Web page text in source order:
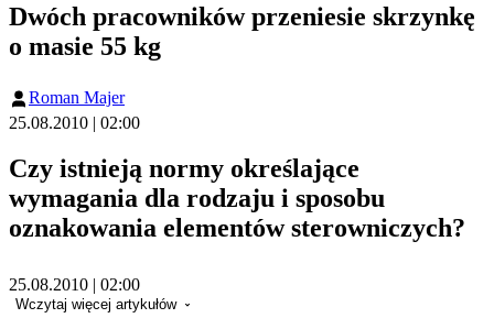
Dwóch pracowników przeniesie skrzynkę
o masie 55 kg
Roman Majer
25.08.2010 | 02:00
Czy istnieją normy określające
wymagania dla rodzaju i sposobu
oznakowania elementów sterowniczych?
25.08.2010 | 02:00
Wczytaj więcej artykułów